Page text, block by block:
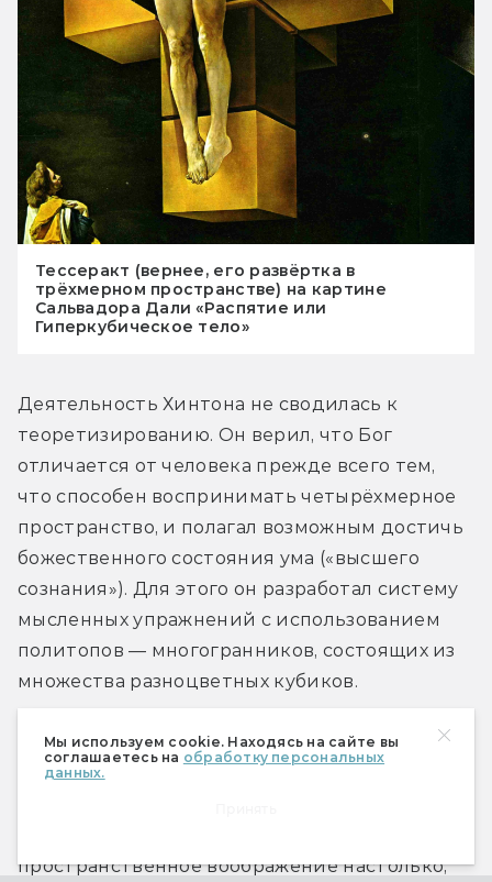
Мы используем cookie. Находясь на сайте вы
соглашаетесь на обработку персональных
данных.
Тессеракт (вернее, его развёртка в
трёхмерном пространстве) на картине
Сальвадора Дали «Распятие или
Гиперкубическое тело»
Деятельность Хинтона не сводилась к
теоретизированию. Он верил, что Бог
отличается от человека прежде всего тем,
что способен воспринимать четырёхмерное
пространство, и полагал возможным достичь
божественного состояния ума («высшего
сознания»). Для этого он разработал систему
мысленных упражнений с использованием
политопов — многогранников, состоящих из
множества разноцветных кубиков.
Хинтон привлёк к работе сестру своей жены
Алисию Буль, дочь известного математика
пространственное воображение настолько,